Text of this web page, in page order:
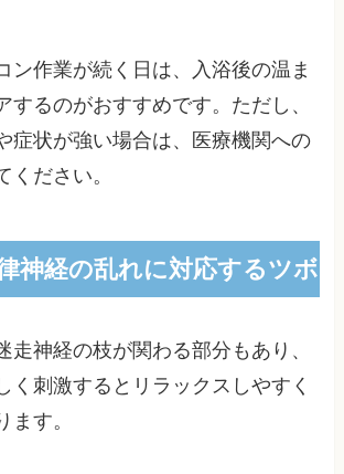
ン作業が続く日は、入浴後の温ま
するのがおすすめです。ただし、
症状が強い場合は、医療機関への
ください。
神経の乱れに対応するツボ
走神経の枝が関わる部分もあり、
く刺激するとリラックスしやすく
ます。